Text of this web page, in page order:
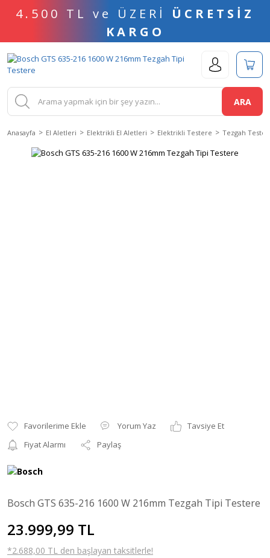
4.500 TL ve ÜZERİ ÜCRETSİZ
KARGO
ARA
Anasayfa El Aletleri Elektrikli El Aletleri Elektrikli Testere Tezgah
Yorum Yaz
Tavsiye Et
Fiyat Alarmı
Paylaş
Bosch GTS 635-216 1600 W 216mm Tezgah Tipi Testere
23.999,99 TL
*2.688,00 TL den başlayan taksitlerle!